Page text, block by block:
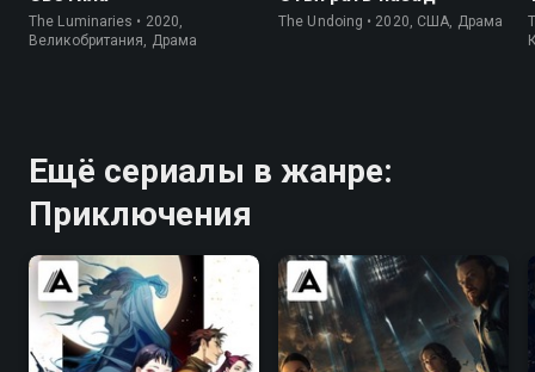
The Luminaries • 2020,
Великобритания, Драма
The Undoing • 2020, США, Драма
Ещё сериалы в жанре:
Приключения